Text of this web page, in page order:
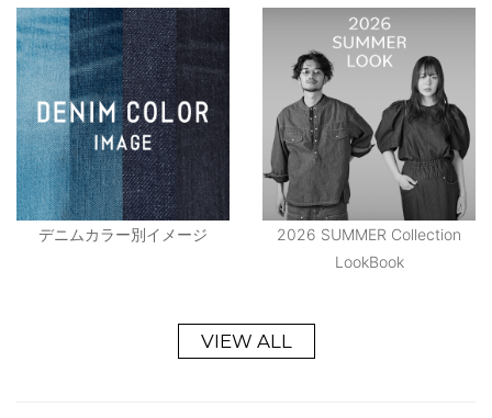
デニムカラー別イメージ
2026 SUMMER Collection
LookBook
VIEW ALL